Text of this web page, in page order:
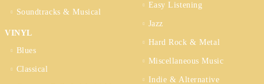
Soundtracks & Musical
VINYL
Blues
Classical
Easy Listening
Jazz
Hard Rock & Metal
Miscellaneous Music
Indie & Alternative